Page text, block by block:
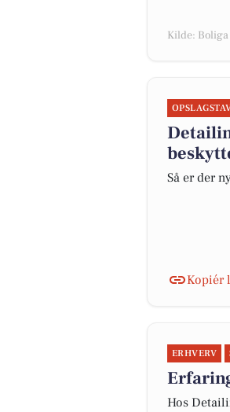
Kilde: Boliga
Så er der
Kopiér
ERHVERV
Hos